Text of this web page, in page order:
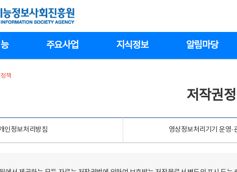
주요사업 지식정보 알림마당
책
저작권
인정보처리방침 영상정보처리기기 운영·